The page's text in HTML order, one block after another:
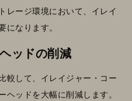
レージ環境において、イレイ
になります。
ッドの削減
較して、イレイジャー・コー
ッドを大幅に削減します。